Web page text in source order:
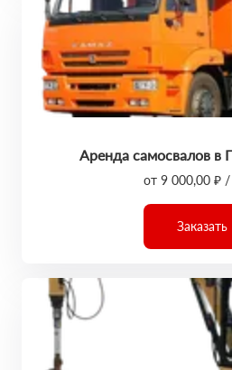
Аренда самосвалов в
от 9 000,00 ₽ /
Заказать